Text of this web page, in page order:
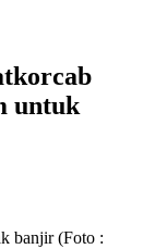
untuk
banjir (Foto :